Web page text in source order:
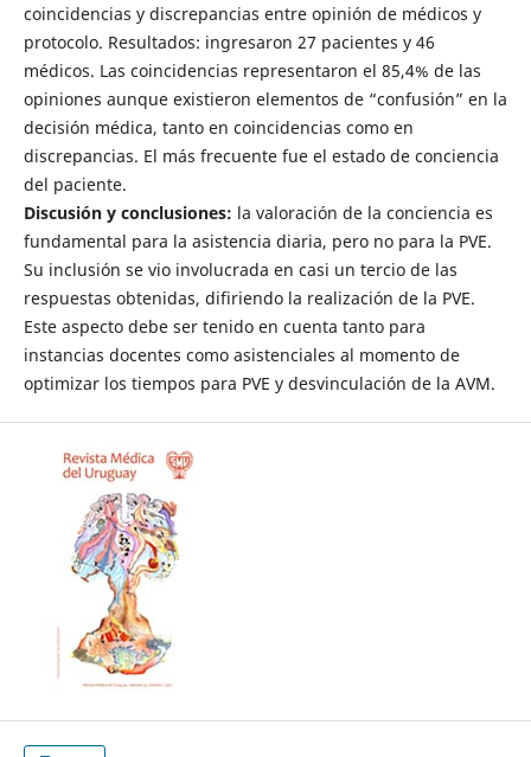
coincidencias y discrepancias entre opinión de médicos y
protocolo. Resultados: ingresaron 27 pacientes y 46
médicos. Las coincidencias representaron el 85,4% de las
opiniones aunque existieron elementos de “confusión” en la
decisión médica, tanto en coincidencias como en
discrepancias. El más frecuente fue el estado de conciencia
del paciente.
Discusión y conclusiones: la valoración de la conciencia es
fundamental para la asistencia diaria, pero no para la PVE.
Su inclusión se vio involucrada en casi un tercio de las
respuestas obtenidas, difiriendo la realización de la PVE.
Este aspecto debe ser tenido en cuenta tanto para
instancias docentes como asistenciales al momento de
optimizar los tiempos para PVE y desvinculación de la AVM.